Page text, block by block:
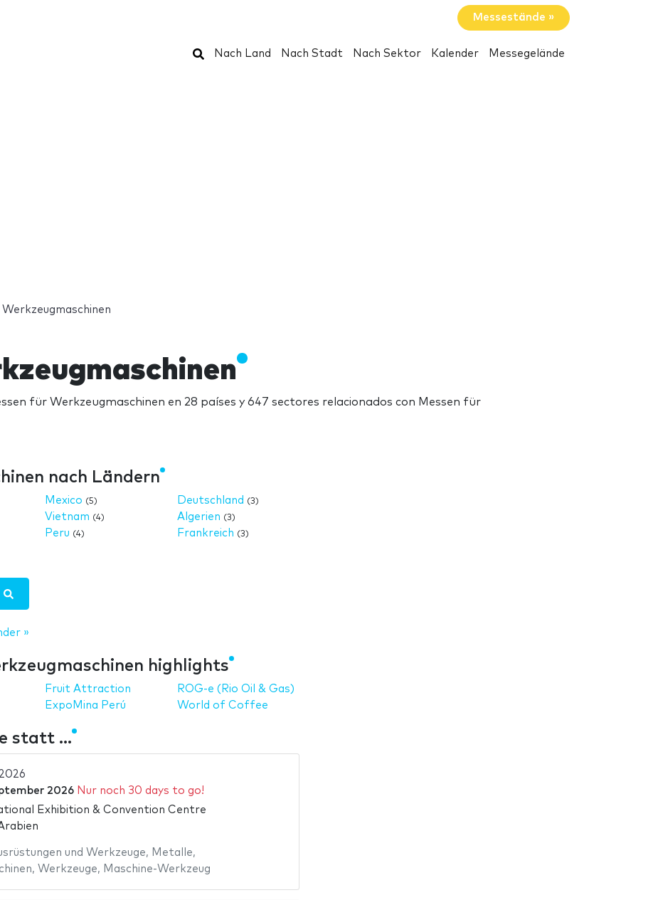
Messestände »
Suchen
Nach Land Nach Stadt Nach Sektor Kalender Messegelände
für Werkzeugmaschinen en 28 países y 647 sectores relacionados con Messen für
nach Ländern
Mexico (5)
Vietnam (4)
Peru (4)
Deutschland (3)
Algerien (3)
Frankreich (3)
»
highlights
Fruit Attraction
ExpoMina Perú
ROG-e (Rio Oil & Gas)
World of Coffee
statt ...
2026 Nur noch 30 days to go!
Exhibition & Convention Centre
und Werkzeuge, Metalle,
, Werkzeuge, Maschine-Werkzeug